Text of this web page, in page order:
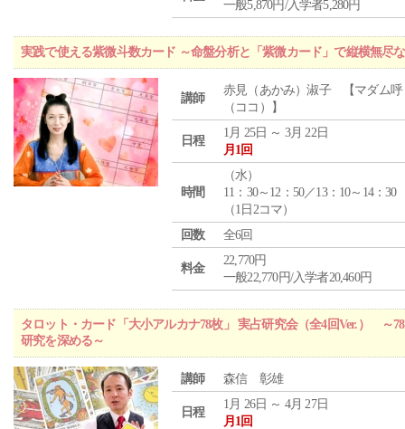
一般5,870円/入学者5,280円
実践で使える紫微斗数カード ～命盤分析と「紫微カード」で縦横無尽
講師
赤見（あかみ）淑子 【マダム呼
（ココ）】
日程
1月 25日 ～ 3月 22日
月1回
時間
（水）
11：30～12：50／13：10～14：30
（1日2コマ）
回数
全6回
料金
22,770円
一般22,770円/入学者20,460円
タロット・カード「大小アルカナ78枚」 実占研究会（全4回Ver.） ～
研究を深める～
講師 森信 彰雄
日程
1月 26日 ～ 4月 27日
月1回